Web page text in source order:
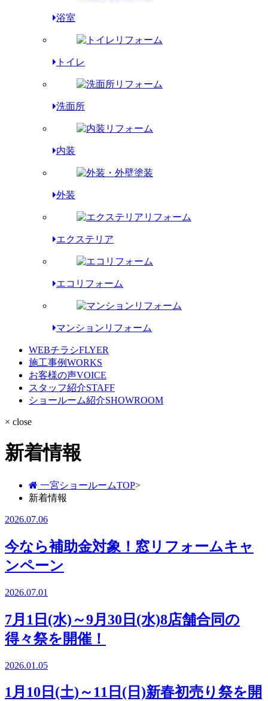
浴室
トイレ
洗面所
内装
外装
エクステリア
エコリフォーム
マンションリフォーム
WEBチラシFLYER
施工事例WORKS
お客様の声VOICE
スタッフ紹介STAFF
ショールーム紹介SHOWROOM
× close
新着情報
一宮ショールームTOP>
新着情報
2026.07.06
今なら補助金対象！窓リフォームキャ
ンペーン
2026.07.01
7月1日(水)～9月30日(水)8店舗合同の
得々祭を開催！
2026.01.05
1月10日(土)～11日(日)新春初売り祭を開